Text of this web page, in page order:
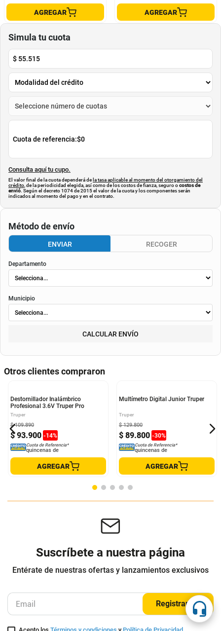
AGREGAR AGREGAR
Simula tu cuota
$ 55.515
Cuota de referencia:$0
Consulta aquí tu cupo.
El valor final de la cuota dependerá de la tasa aplicable al momento del otorgamiento del
crédito , de la periodicidad elegida, así como de los costos de fianza, seguro ocostos de
envió. Según el decreto 1074 de 2015 el valor de la cuota y los componentes serán
indicados al momento del pago y en el contrato.
Método de envío
ENVIAR RECOGER
Departamento
Municipio
CALCULAR ENVÍO
Otros clientes compraron
Destornillador Inalámbrico
$ 109.890
Multímetro Digital Junior Truper
$ 129.800